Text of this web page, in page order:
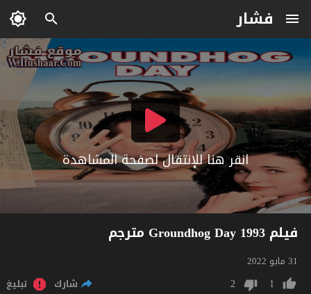
فشار
انقر هنا للإنتقال لصفحة المشاهدة
فيلم Groundhog Day 1993 مترجم
31 مايو 2022
1
2 شارك تبليغ